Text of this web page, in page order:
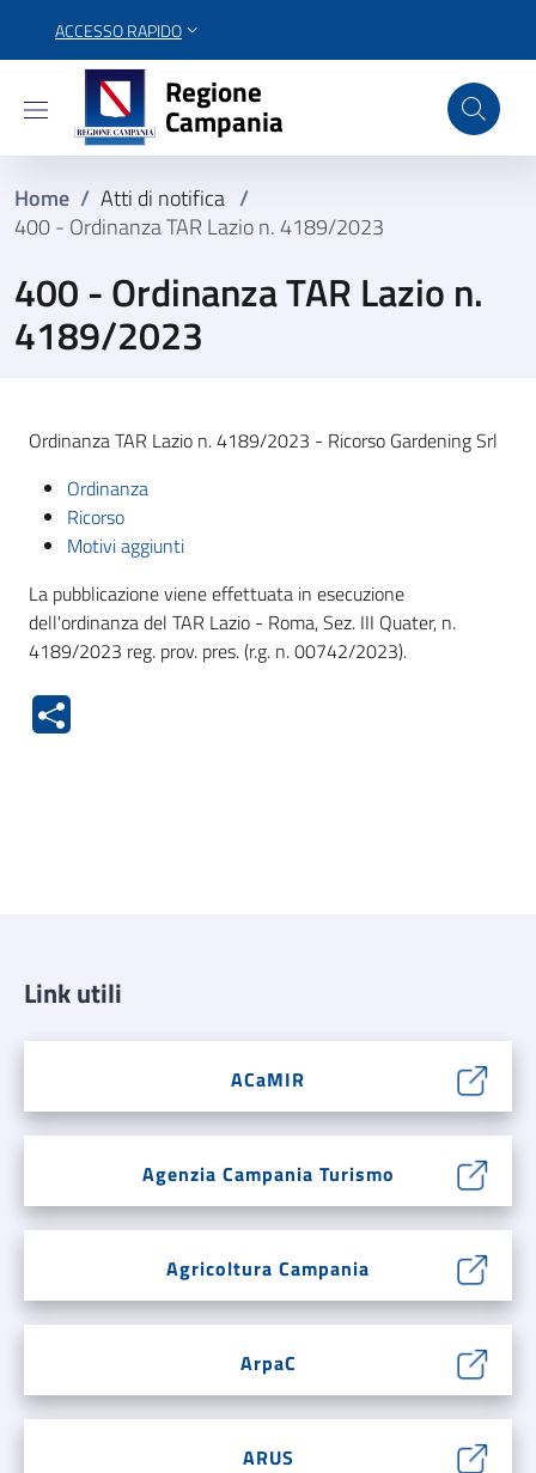
ACCESSO RAPIDO
Regione Campania
Regione
Campania
Home / Atti di notifica /
400 - Ordinanza TAR Lazio n. 4189/2023
400 - Ordinanza TAR Lazio n.
4189/2023
Ordinanza TAR Lazio n. 4189/2023 - Ricorso Gardening Srl
Ordinanza
Ricorso
Motivi aggiunti
La pubblicazione viene effettuata in esecuzione
dell'ordinanza del TAR Lazio - Roma, Sez. III Quater, n.
4189/2023 reg. prov. pres. (r.g. n. 00742/2023).
Link utili
ACaMIR
Agenzia Campania Turismo
Agricoltura Campania
ArpaC
ARUS